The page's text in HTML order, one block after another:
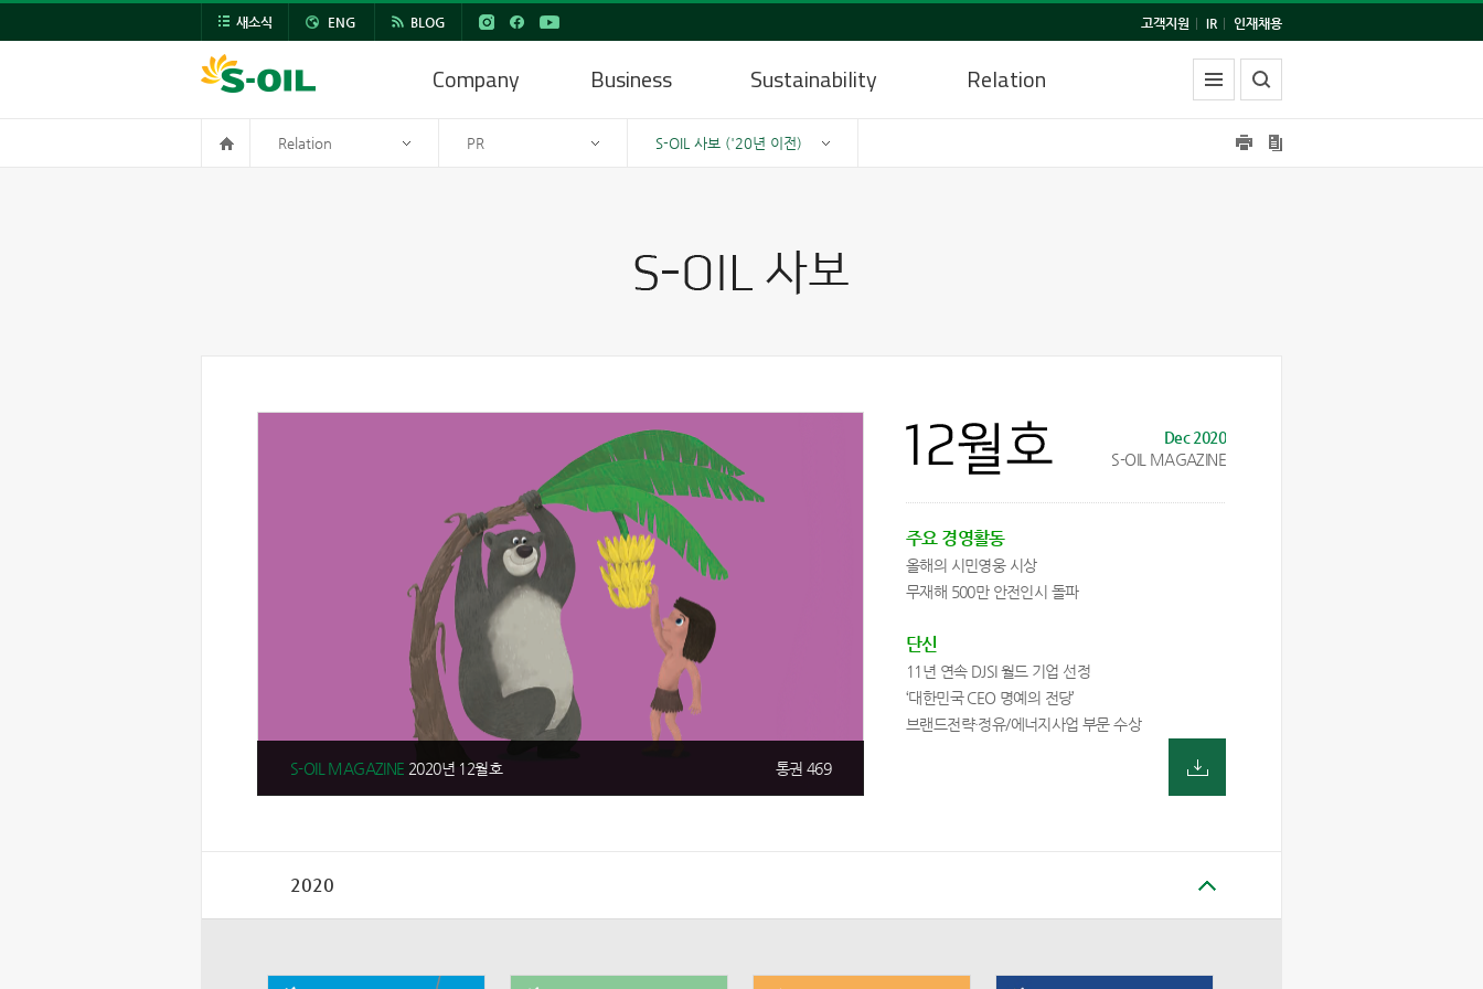
새소식 ENG BLOG 고객지원 IR 인재채용
Company Business Sustainability Relation
Relation PR S-OIL 사보 ('20년 이전)
S-OIL MAGAZINE 2020년 12월호 통권 469
Dec 2020
S-OIL MAGAZINE
주요 경영활동
올해의 시민영웅 시상
무재해 500만 안전인시 돌파
단신
11년 연속 DJSI 월드 기업 선정
‘대한민국 CEO 명예의 전당’
브랜드전략·정유/에너지사업 부문 수상
2020